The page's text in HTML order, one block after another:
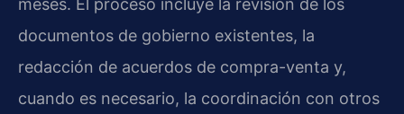
documentos de gobierno existentes, la
redacción de acuerdos de compra-venta y,
cuando es necesario, la coordinación con otros